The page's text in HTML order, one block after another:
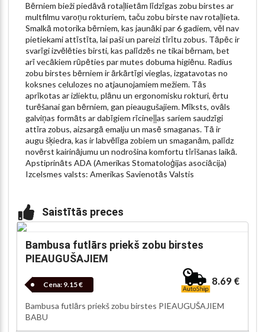
Bērniem bieži piedāvā rotaļlietām līdzīgas zobu birstes ar
multfilmu varoņu rokturiem, taču zobu birste nav rotaļlieta.
Smalkā motorika bērniem, kas jaunāki par 6 gadiem, vēl nav
pietiekami attīstīta, lai paši un pareizi tīrītu zobus. Tāpēc ir
svarīgi izvēlēties birsti, kas palīdzēs ne tikai bērnam, bet
arī vecākiem rūpēties par mutes dobuma higiēnu. Radius
zobu birstes bērniem ir ārkārtīgi vieglas, izgatavotas no
koksnes celulozes no atjaunojamiem mežiem. Tās
aprīkotas ar izliektu, plānu un ergonomisku rokturi, ērtu
turēšanai gan bērniem, gan pieaugušajiem. Mīksts, ovāls
galviņas formāts ar dabīgiem rīcineļļas sariem saudzīgi
attīra zobus, aizsargā emalju un masē smaganas. Tā ir
augu šķiedra, kas ir labvēlīga zobiem un smaganām, palīdz
novērst kairinājumu un nodrošina komfortu tīrīšanas laikā.
Apstiprināts ADA (Amerikas Stomatoloģijas asociācija)
Izcelsmes valsts: Amerikas Savienotās Valstis
Saistītās preces
Bambusa futlārs priekš zobu birstes
PIEAUGUŠAJIEM
Cena: 9.15 € 8.69 €
Bambusa futlārs priekš zobu birstes PIEAUGUŠAJIEM
BABU